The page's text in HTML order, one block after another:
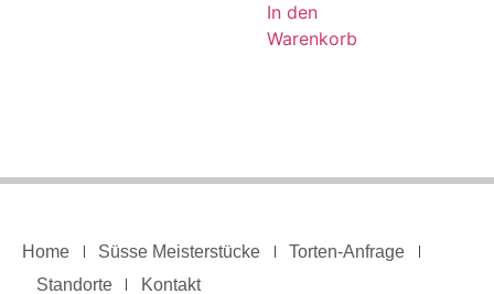
In den
Warenkorb
Home Süsse Meisterstücke
Torten-Anfrage
Standorte
Kontakt